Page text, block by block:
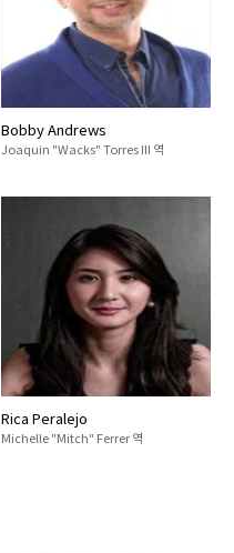
Bobby Andrews
Joaquin "Wacks" Torres III 역
Rica Peralejo
Michelle "Mitch" Ferrer 역